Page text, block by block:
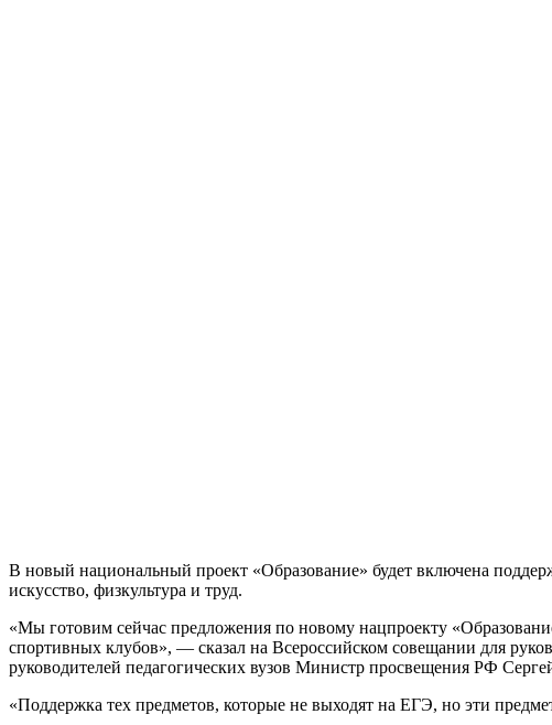
В новый национальный проект «Образование» будет включена
искусство, физкультура и труд.
«Мы готовим сейчас предложения по новому нацпроекту
спортивных клубов», — сказал на Всероссийском совещании для
руководителей педагогических вузов Министр просвещения РФ
«Поддержка тех предметов, которые не выходят на ЕГЭ, но эти